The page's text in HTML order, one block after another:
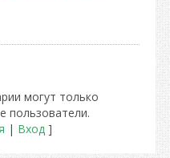
могут только
пользователи.
| Вход]